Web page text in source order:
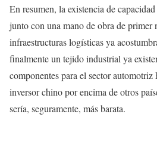
En resumen, la existencia de
junto con una mano de obra de primer
infraestructuras logísticas ya
finalmente un tejido industrial ya
componentes para el sector
inversor chino por encima de otros
sería, seguramente, más barata.